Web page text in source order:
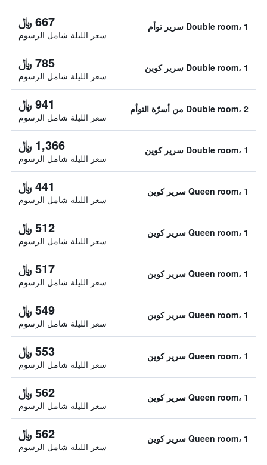
Double room، 1 سرير توأم 667 ﷼
سعر الليلة شامل الرسوم
Double room، 1 سرير كوين 785 ﷼
سعر الليلة شامل الرسوم
Double room، 2 من أسرّة التوأم 941 ﷼
سعر الليلة شامل الرسوم
Double room، 1 سرير كوين 1,366 ﷼
سعر الليلة شامل الرسوم
Queen room، 1 سرير كوين 441 ﷼
سعر الليلة شامل الرسوم
Queen room، 1 سرير كوين 512 ﷼
سعر الليلة شامل الرسوم
Queen room، 1 سرير كوين 517 ﷼
سعر الليلة شامل الرسوم
Queen room، 1 سرير كوين 549 ﷼
سعر الليلة شامل الرسوم
Queen room، 1 سرير كوين 553 ﷼
سعر الليلة شامل الرسوم
Queen room، 1 سرير كوين 562 ﷼
سعر الليلة شامل الرسوم
Queen room، 1 سرير كوين 562 ﷼
سعر الليلة شامل الرسوم